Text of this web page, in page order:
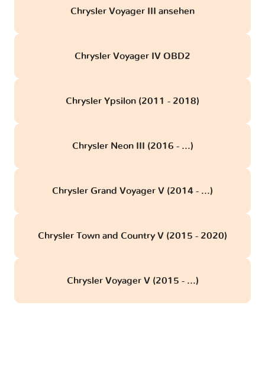
Chrysler Voyager III ansehen
Chrysler Voyager IV OBD2
Chrysler Ypsilon (2011 - 2018)
Chrysler Neon III (2016 - ...)
Chrysler Grand Voyager V (2014 - ...)
Chrysler Town and Country V (2015 - 2020)
Chrysler Voyager V (2015 - ...)